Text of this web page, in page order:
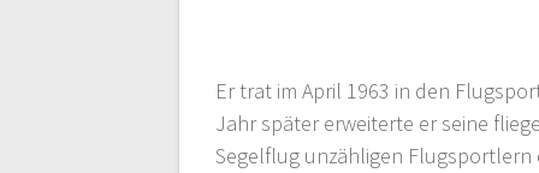
Er trat im April 1963 in den
Jahr später erweiterte er seine
Segelflug unzähligen